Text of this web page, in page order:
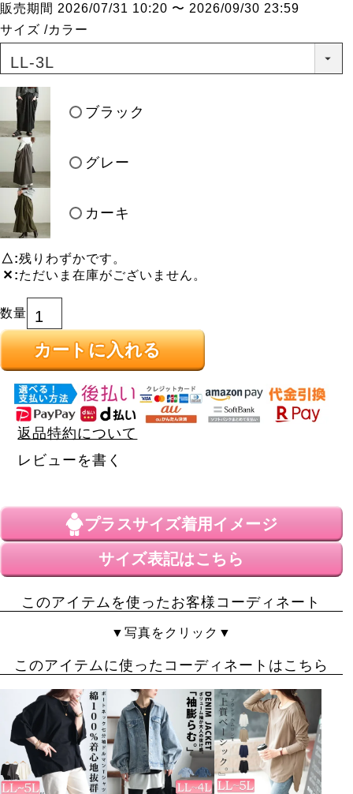
販売期間 2026/07/31 10:20 〜 2026/09/30 23:59
サイズ
カラー
ブラック
グレー
カーキ
△ 残りわずかです。
✕ ただいま在庫がございません。
カートに入れる
返品特約について
レビューを書く
プラスサイズ着用イメージ
サイズ表記はこちら
このアイテムを使ったお客様コーディネート
▼写真をクリック▼
このアイテムに使ったコーディネートはこちら